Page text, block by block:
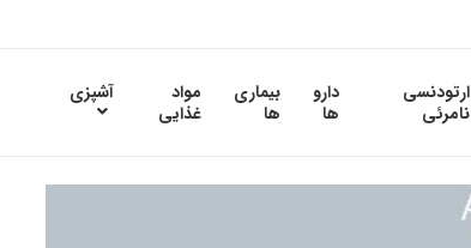
ارتودنسی
نامرئی
دارو
ها
بیماری
ها
مواد
غذایی
آشپزی